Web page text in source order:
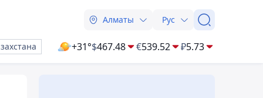
Алматы Рус
+31°$467.48 €539.52 ₽5.73